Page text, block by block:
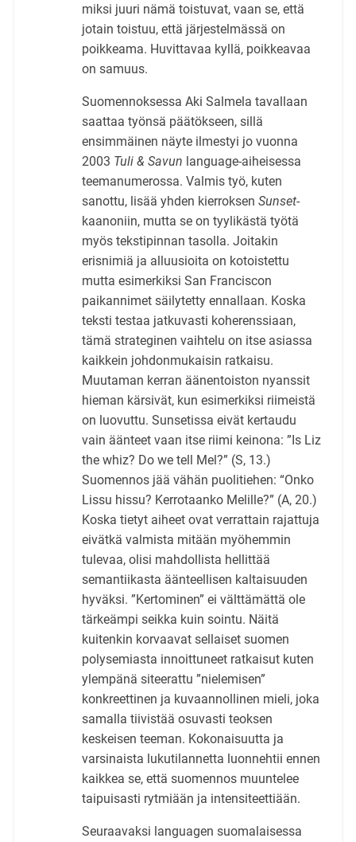
miksi juuri nämä toistuvat, vaan se, että
jotain toistuu, että järjestelmässä on
poikkeama. Huvittavaa kyllä, poikkeavaa
on samuus.
Suomennoksessa Aki Salmela tavallaan
saattaa työnsä päätökseen, sillä
ensimmäinen näyte ilmestyi jo vuonna
2003 Tuli & Savun language-aiheisessa
teemanumerossa. Valmis työ, kuten
sanottu, lisää yhden kierroksen Sunset-
kaanoniin, mutta se on tyylikästä työtä
myös tekstipinnan tasolla. Joitakin
erisnimiä ja alluusioita on kotoistettu
mutta esimerkiksi San Franciscon
paikannimet säilytetty ennallaan. Koska
teksti testaa jatkuvasti koherenssiaan,
tämä strateginen vaihtelu on itse asiassa
kaikkein johdonmukaisin ratkaisu.
Muutaman kerran äänentoiston nyanssit
hieman kärsivät, kun esimerkiksi riimeistä
on luovuttu. Sunsetissa eivät kertaudu
vain äänteet vaan itse riimi keinona: ”Is Liz
the whiz? Do we tell Mel?” (S, 13.)
Suomennos jää vähän puolitiehen: “Onko
Lissu hissu? Kerrotaanko Melille?” (A, 20.)
Koska tietyt aiheet ovat verrattain rajattuja
eivätkä valmista mitään myöhemmin
tulevaa, olisi mahdollista hellittää
semantiikasta äänteellisen kaltaisuuden
hyväksi. ”Kertominen” ei välttämättä ole
tärkeämpi seikka kuin sointu. Näitä
kuitenkin korvaavat sellaiset suomen
polysemiasta innoittuneet ratkaisut kuten
ylempänä siteerattu ”nielemisen”
konkreettinen ja kuvaannollinen mieli, joka
samalla tiivistää osuvasti teoksen
keskeisen teeman. Kokonaisuutta ja
varsinaista lukutilannetta luonnehtii ennen
kaikkea se, että suomennos muuntelee
taipuisasti rytmiään ja intensiteettiään.
Seuraavaksi languagen suomalaisessa